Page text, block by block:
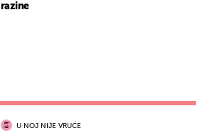
razine
U NOJ NIJE VRUĆE